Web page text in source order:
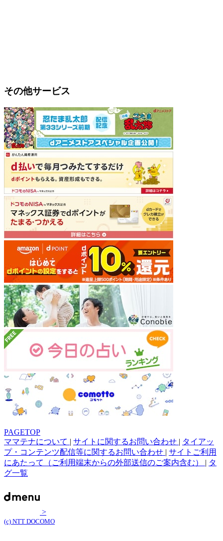
その他サービス
PAGETOP
ママテナについて | サイトに関するお問い合わせ | タイアッ
プ・コンテンツ配信等に関するお問い合わせ | サイトご利用
にあたって（ご利用端末からの外部送信のご案内含む） | タ
グ一覧
>
(c) NTT DOCOMO